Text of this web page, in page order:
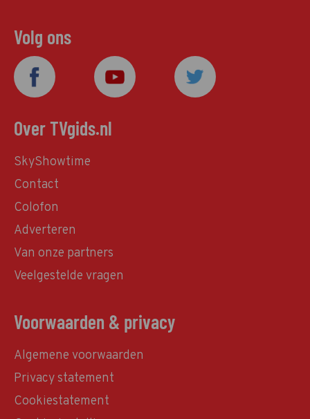
Volg ons
Over TVgids.nl
SkyShowtime
Contact
Colofon
Adverteren
Van onze partners
Veelgestelde vragen
Voorwaarden & privacy
Algemene voorwaarden
Privacy statement
Cookiestatement